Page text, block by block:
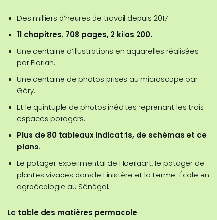
Des milliers d’heures de travail depuis 2017.
11 chapitres, 708 pages, 2 kilos 200.
Une centaine d’illustrations en aquarelles réalisées
par Florian.
Une centaine de photos prises au microscope par
Géry.
Et le quintuple de photos inédites reprenant les trois
espaces potagers.
Plus de 80 tableaux indicatifs, de schémas et de
plans.
Le potager expérimental de Hoeilaart, le potager de
plantes vivaces dans le Finistère et la Ferme-École en
agroécologie au Sénégal.
La table des matières permacole